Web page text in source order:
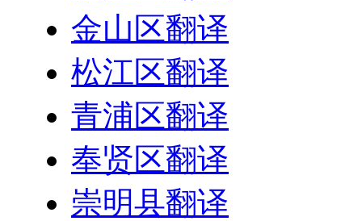
金山区翻译
松江区翻译
青浦区翻译
奉贤区翻译
崇明县翻译